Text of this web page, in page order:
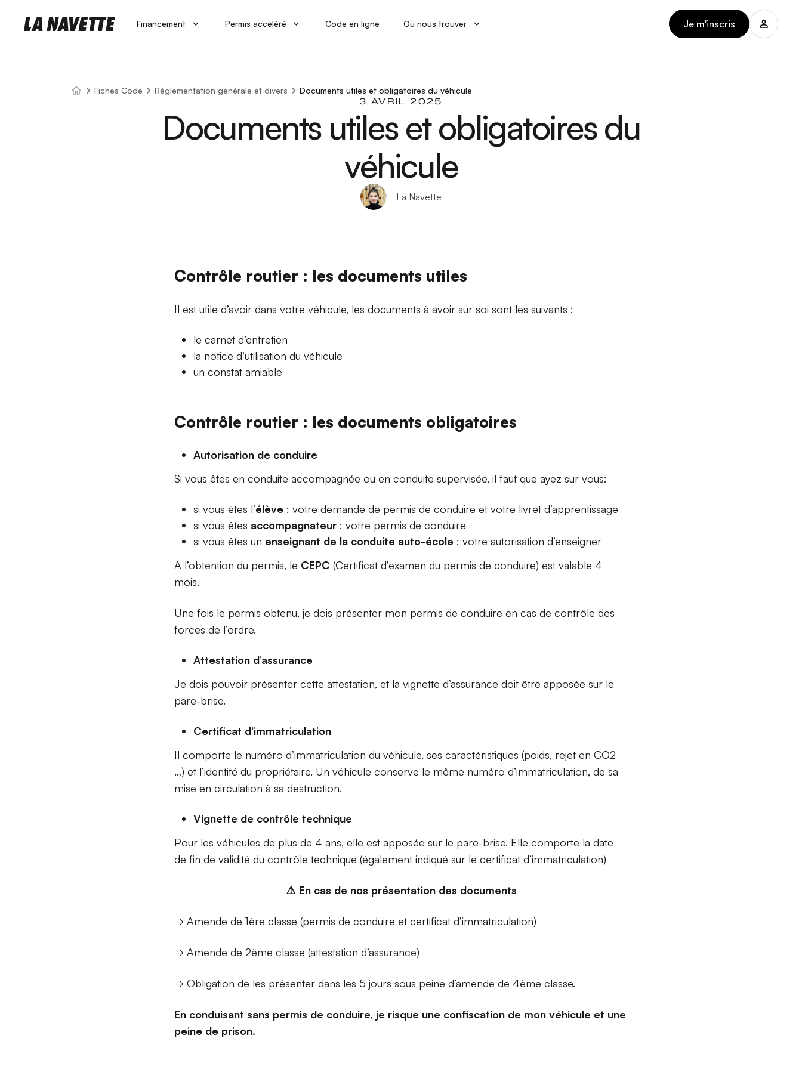
Financement Permis accéléré Code en ligne Où nous trouver Je m'inscris
Fiches Code Réglementation générale et divers
Documents utiles et obligatoires du véhicule
3 AVRIL 2025
Documents utiles et obligatoires du
véhicule
La Navette
Contrôle routier : les documents utiles
Il est utile d’avoir dans votre véhicule, les documents à avoir sur soi sont les suivants :
le carnet d’entretien
la notice d’utilisation du véhicule
un constat amiable
Contrôle routier : les documents obligatoires
Autorisation de conduire
Si vous êtes en conduite accompagnée ou en conduite supervisée, il faut que ayez sur vous:
si vous êtes l’élève : votre demande de permis de conduire et votre livret d’apprentissage
si vous êtes accompagnateur : votre permis de conduire
si vous êtes un enseignant de la conduite auto-école : votre autorisation d’enseigner
A l’obtention du permis, le CEPC (Certificat d’examen du permis de conduire) est valable 4
mois.
Une fois le permis obtenu, je dois présenter mon permis de conduire en cas de contrôle des
forces de l’ordre.
Attestation d’assurance
Je dois pouvoir présenter cette attestation, et la vignette d’assurance doit être apposée sur le
pare-brise.
Certificat d’immatriculation
Il comporte le numéro d’immatriculation du véhicule, ses caractéristiques (poids, rejet en CO2
…) et l’identité du propriétaire. Un véhicule conserve le même numéro d’immatriculation, de sa
mise en circulation à sa destruction.
Vignette de contrôle technique
Pour les véhicules de plus de 4 ans, elle est apposée sur le pare-brise. Elle comporte la date
de fin de validité du contrôle technique (également indiqué sur le certificat d’immatriculation)
⚠️ En cas de nos présentation des documents
→ Amende de 1ère classe (permis de conduire et certificat d’immatriculation)
→ Amende de 2ème classe (attestation d’assurance)
→ Obligation de les présenter dans les 5 jours sous peine d’amende de 4ème classe.
En conduisant sans permis de conduire, je risque une confiscation de mon véhicule et une
peine de prison.